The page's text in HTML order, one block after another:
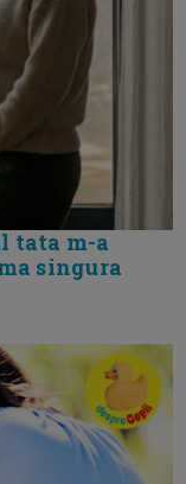
tata m-a
singura